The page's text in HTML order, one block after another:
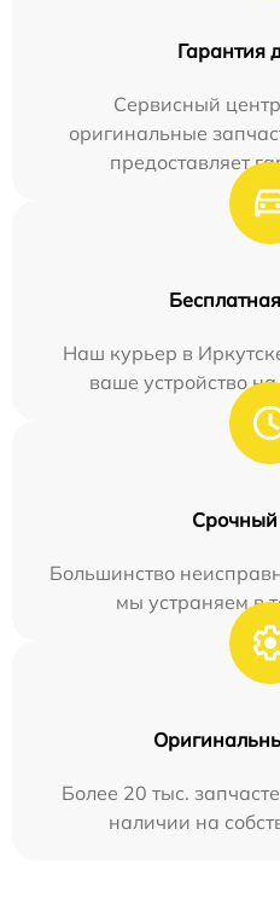
Гарантия
Сервисный
оригинальные
предоставляет
Наш курьер в
ваше устройство
Срочный
Большинство
мы устраняем в
Более 20 тыс.
наличии на